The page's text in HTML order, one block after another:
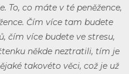
To, co máte v té peněžence,
Čím více tam budete
čím více budete ve stresu,
někde neztratili, tím je
takovéto věci, což je už